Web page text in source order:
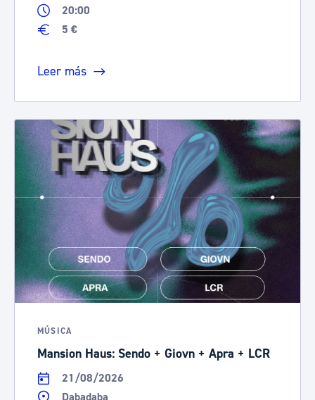
20:00
5 €
Leer más
MÚSICA
Mansion Haus: Sendo + Giovn + Apra + LCR
21/08/2026
Dabadaba